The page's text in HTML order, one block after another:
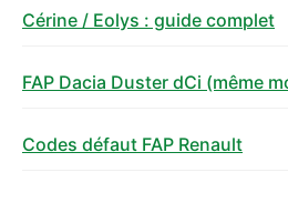
Cérine / Eolys : guide complet
FAP Dacia Duster dCi (même
Codes défaut FAP Renault